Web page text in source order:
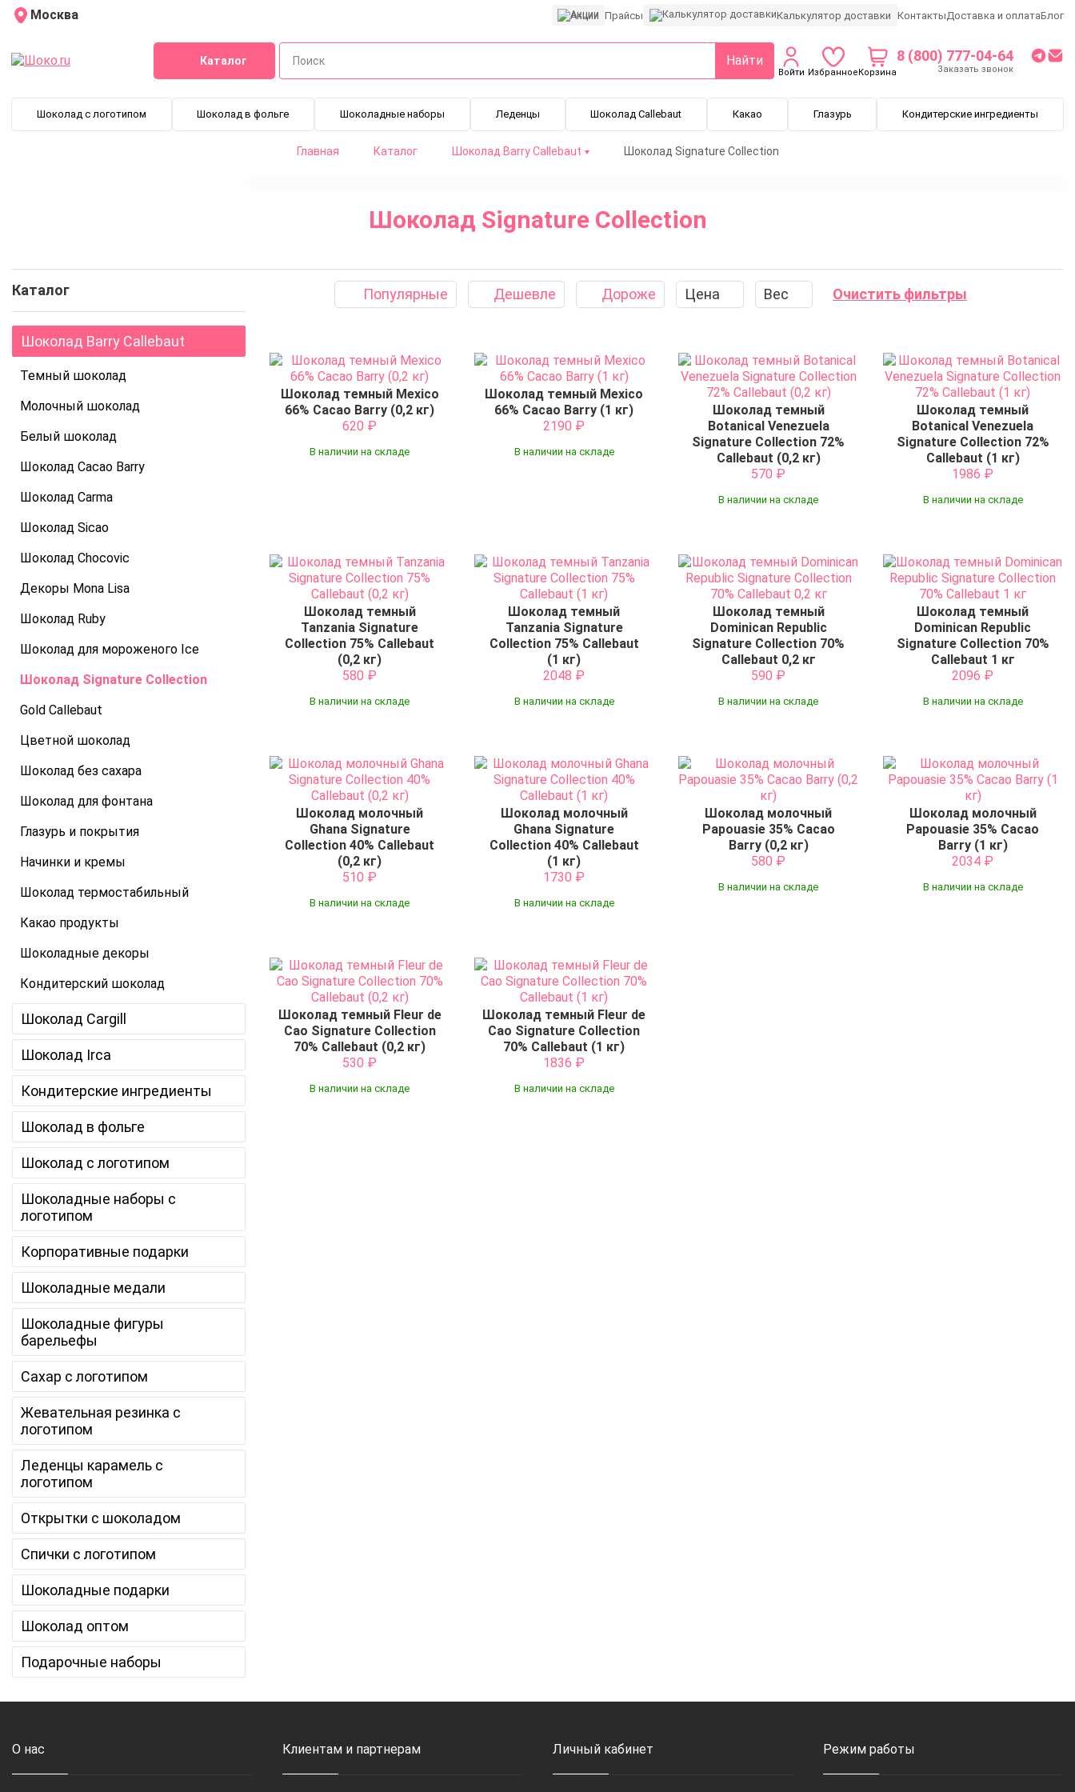
Москва Акции Прайсы Калькулятор доставки КонтактыДоставка и оплатаБлог
Каталог Найти
Войти ИзбранноеКорзина
8 (800) 777-04-64
Заказать звонок
Шоколад с логотипом Шоколад в фольге Шоколадные наборы Леденцы Шоколад Callebaut Какао Глазурь Кондитерские ингредиенты
Главная Каталог Шоколад Barry Callebaut Шоколад Signature Collection
Шоколад Signature Collection
Каталог
Шоколад Barry Callebaut
Темный шоколад
Молочный шоколад
Белый шоколад
Шоколад Cacao Barry
Шоколад Carma
Шоколад Sicao
Шоколад Chocovic
Декоры Mona Lisa
Шоколад Ruby
Шоколад для мороженого Ice
Шоколад Signature Collection
Gold Callebaut
Цветной шоколад
Шоколад без сахара
Шоколад для фонтана
Глазурь и покрытия
Начинки и кремы
Шоколад термостабильный
Какао продукты
Шоколадные декоры
Кондитерский шоколад
Шоколад Cargill
Шоколад Irca
Кондитерские ингредиенты
Шоколад в фольге
Шоколад с логотипом
Шоколадные наборы с
логотипом
Корпоративные подарки
Шоколадные медали
Шоколадные фигуры
барельефы
Сахар с логотипом
Жевательная резинка с
логотипом
Леденцы карамель с
логотипом
Открытки с шоколадом
Спички с логотипом
Шоколадные подарки
Шоколад оптом
Подарочные наборы
Популярные Дешевле Дороже Цена Вес Очистить фильтры
Шоколад темный Mexico
66% Cacao Barry (0,2 кг)
620 ₽
В наличии на складе
Шоколад темный Mexico
66% Cacao Barry (1 кг)
2190 ₽
В наличии на складе
Шоколад темный
Botanical Venezuela
Signature Collection 72%
Callebaut (0,2 кг)
570 ₽
В наличии на складе
Шоколад темный
Botanical Venezuela
Signature Collection 72%
Callebaut (1 кг)
1986 ₽
В наличии на складе
Шоколад темный
Tanzania Signature
Collection 75% Callebaut
(0,2 кг)
580 ₽
В наличии на складе
Шоколад темный
Tanzania Signature
Collection 75% Callebaut
(1 кг)
2048 ₽
В наличии на складе
Шоколад темный
Dominican Republic
Signature Collection 70%
Callebaut 0,2 кг
590 ₽
В наличии на складе
Шоколад темный
Dominican Republic
Signature Collection 70%
Callebaut 1 кг
2096 ₽
В наличии на складе
Шоколад молочный
Ghana Signature
Collection 40% Callebaut
(0,2 кг)
510 ₽
В наличии на складе
Шоколад молочный
Ghana Signature
Collection 40% Callebaut
(1 кг)
1730 ₽
В наличии на складе
Шоколад молочный
Papouasie 35% Cacao
Barry (0,2 кг)
580 ₽
В наличии на складе
Шоколад молочный
Papouasie 35% Cacao
Barry (1 кг)
2034 ₽
В наличии на складе
Шоколад темный Fleur de
Cao Signature Collection
70% Callebaut (0,2 кг)
530 ₽
В наличии на складе
Шоколад темный Fleur de
Cao Signature Collection
70% Callebaut (1 кг)
1836 ₽
В наличии на складе
О нас Клиентам и партнерам Личный кабинет Режим работы